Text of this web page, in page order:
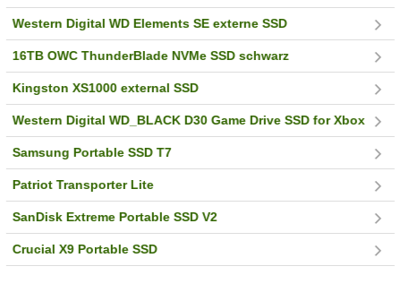
Western Digital WD Elements SE externe SSD
16TB OWC ThunderBlade NVMe SSD schwarz
Kingston XS1000 external SSD
Western Digital WD_BLACK D30 Game Drive SSD for Xbox
Samsung Portable SSD T7
Patriot Transporter Lite
SanDisk Extreme Portable SSD V2
Crucial X9 Portable SSD